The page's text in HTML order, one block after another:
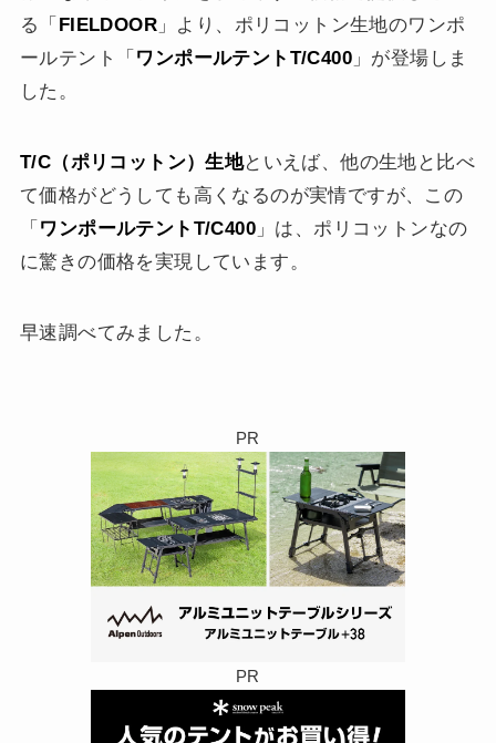
る「 FIELDOOR」より、ポリコットン生地のワンポ
ールテント「 ワンポールテントT/C400」が登場しま
した。
T/C（ポリコットン）生地といえば、他の生地と比べ
て価格がどうしても高くなるのが実情ですが、この
「 ワンポールテントT/C400」は、ポリコットンなの
に驚きの価格を実現しています。
早速調べてみました。
PR
PR